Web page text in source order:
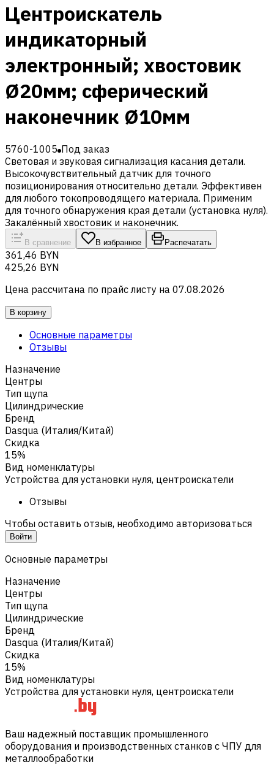
Центроискатель
индикаторный
электронный; хвостовик
Ø20мм; сферический
наконечник Ø10мм
5760-1005 Под заказ
Световая и звуковая сигнализация касания детали.
Высокочувствительный датчик для точного
позиционирования относительно детали. Эффективен
для любого токопроводящего материала. Применим
для точного обнаружения края детали (установка нуля).
Закалённый хвостовик и наконечник.
В сравнение В избранное Распечатать
361,46 BYN
425,26 BYN
Цена рассчитана по прайс листу на 07.08.2026
В корзину
Основные параметры
Отзывы
Назначение
Центры
Тип щупа
Цилиндрические
Бренд
Dasqua (Италия/Китай)
Скидка
15%
Вид номенклатуры
Устройства для установки нуля, центроискатели
Отзывы
Чтобы оставить отзыв, необходимо авторизоваться
Войти
Основные параметры
Назначение
Центры
Тип щупа
Цилиндрические
Бренд
Dasqua (Италия/Китай)
Скидка
15%
Вид номенклатуры
Устройства для установки нуля, центроискатели
Ваш надежный поставщик промышленного
оборудования и производственных станков с ЧПУ для
металлообработки